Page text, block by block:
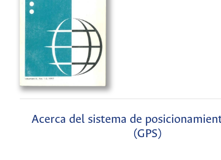
Acerca del sistema de
(GPS)